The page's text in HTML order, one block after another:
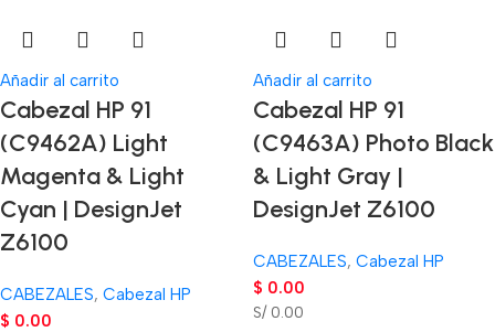
Añadir al carrito
Cabezal HP 91
(C9462A) Light
Magenta & Light
Cyan | DesignJet
Z6100
CABEZALES, Cabezal HP
$ 0.00
Añadir al carrito
Cabezal HP 91
(C9463A) Photo Black
& Light Gray |
DesignJet Z6100
CABEZALES, Cabezal HP
$ 0.00
S/ 0.00